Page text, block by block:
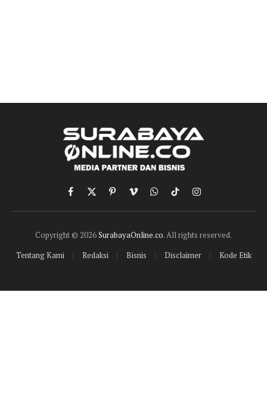
Facebook
X
(Twitter)
PinterestVimeoWhatsApp
TikTokInstagram
Copyright © 2026SurabayaOnline.co. All rights reserved.
Tentang Kami
Redaksi Bisnis Disclaimer Kode Etik